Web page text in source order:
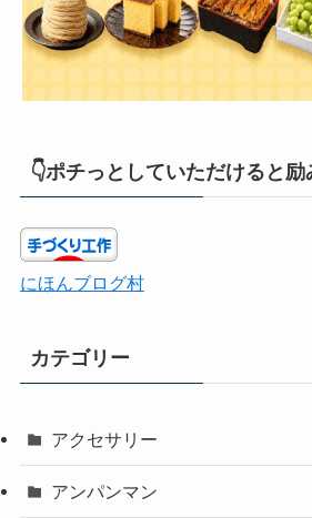
👇ポチっとしていただけると
にほんブログ村
カテゴリー
アクセサリー
アンパンマン